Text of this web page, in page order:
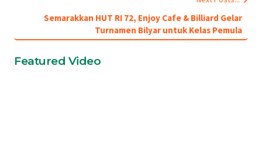
Semarakkan HUT RI 72, Enjoy Cafe & Billiard Gelar
Turnamen Bilyar untuk Kelas Pemula
Featured Video